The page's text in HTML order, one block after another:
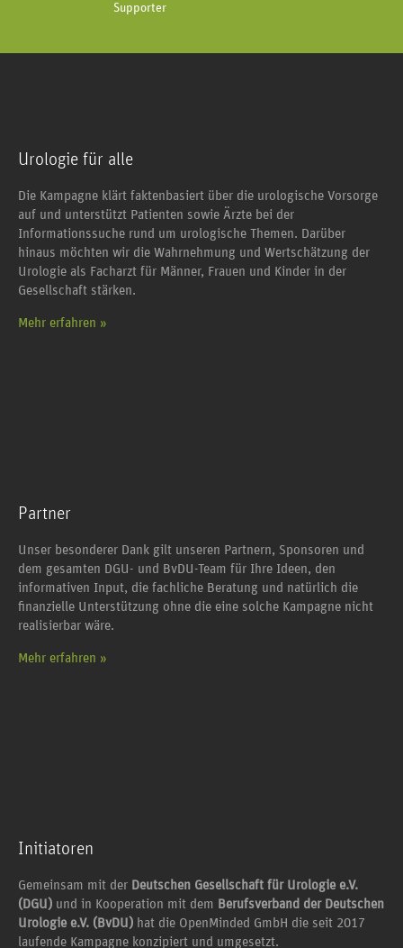
Supporter
Urologie für alle
Die Kampagne klärt faktenbasiert über die urologische Vorsorge
auf und unterstützt Patienten sowie Ärzte bei der
Informationssuche rund um urologische Themen. Darüber
hinaus möchten wir die Wahrnehmung und Wertschätzung der
Urologie als Facharzt für Männer, Frauen und Kinder in der
Gesellschaft stärken.
Mehr erfahren »
Partner
Unser besonderer Dank gilt unseren Partnern, Sponsoren und
dem gesamten DGU- und BvDU-Team für Ihre Ideen, den
informativen Input, die fachliche Beratung und natürlich die
finanzielle Unterstützung ohne die eine solche Kampagne nicht
realisierbar wäre.
Mehr erfahren »
Initiatoren
Gemeinsam mit der Deutschen Gesellschaft für Urologie e.V.
(DGU) und in Kooperation mit dem Berufsverband der Deutschen
Urologie e.V. (BvDU) hat die OpenMinded GmbH die seit 2017
laufende Kampagne konzipiert und umgesetzt.